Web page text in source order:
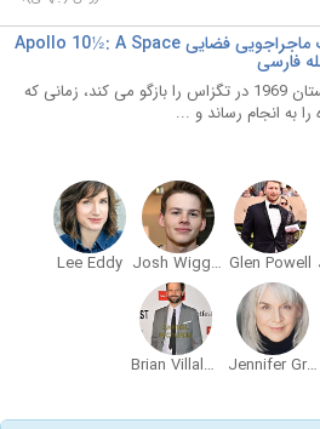
دانلود فیلم آپولو ده و نیم: یک ماجراجویی فضایی Apollo 10½: A Space
مردی خاطرات کودکی خود از تابستان 1969 در تگزاس را بازگو می کند، زمانی که
Glen Powell
Josh Wiggins
Lee Eddy
Jennifer Griffin
Brian Villalobos